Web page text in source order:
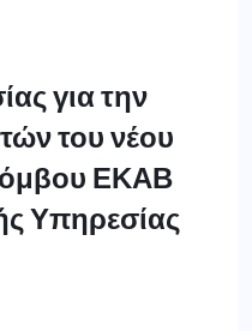
για την
του νέου
ΕΚΑΒ
Υπηρεσίας